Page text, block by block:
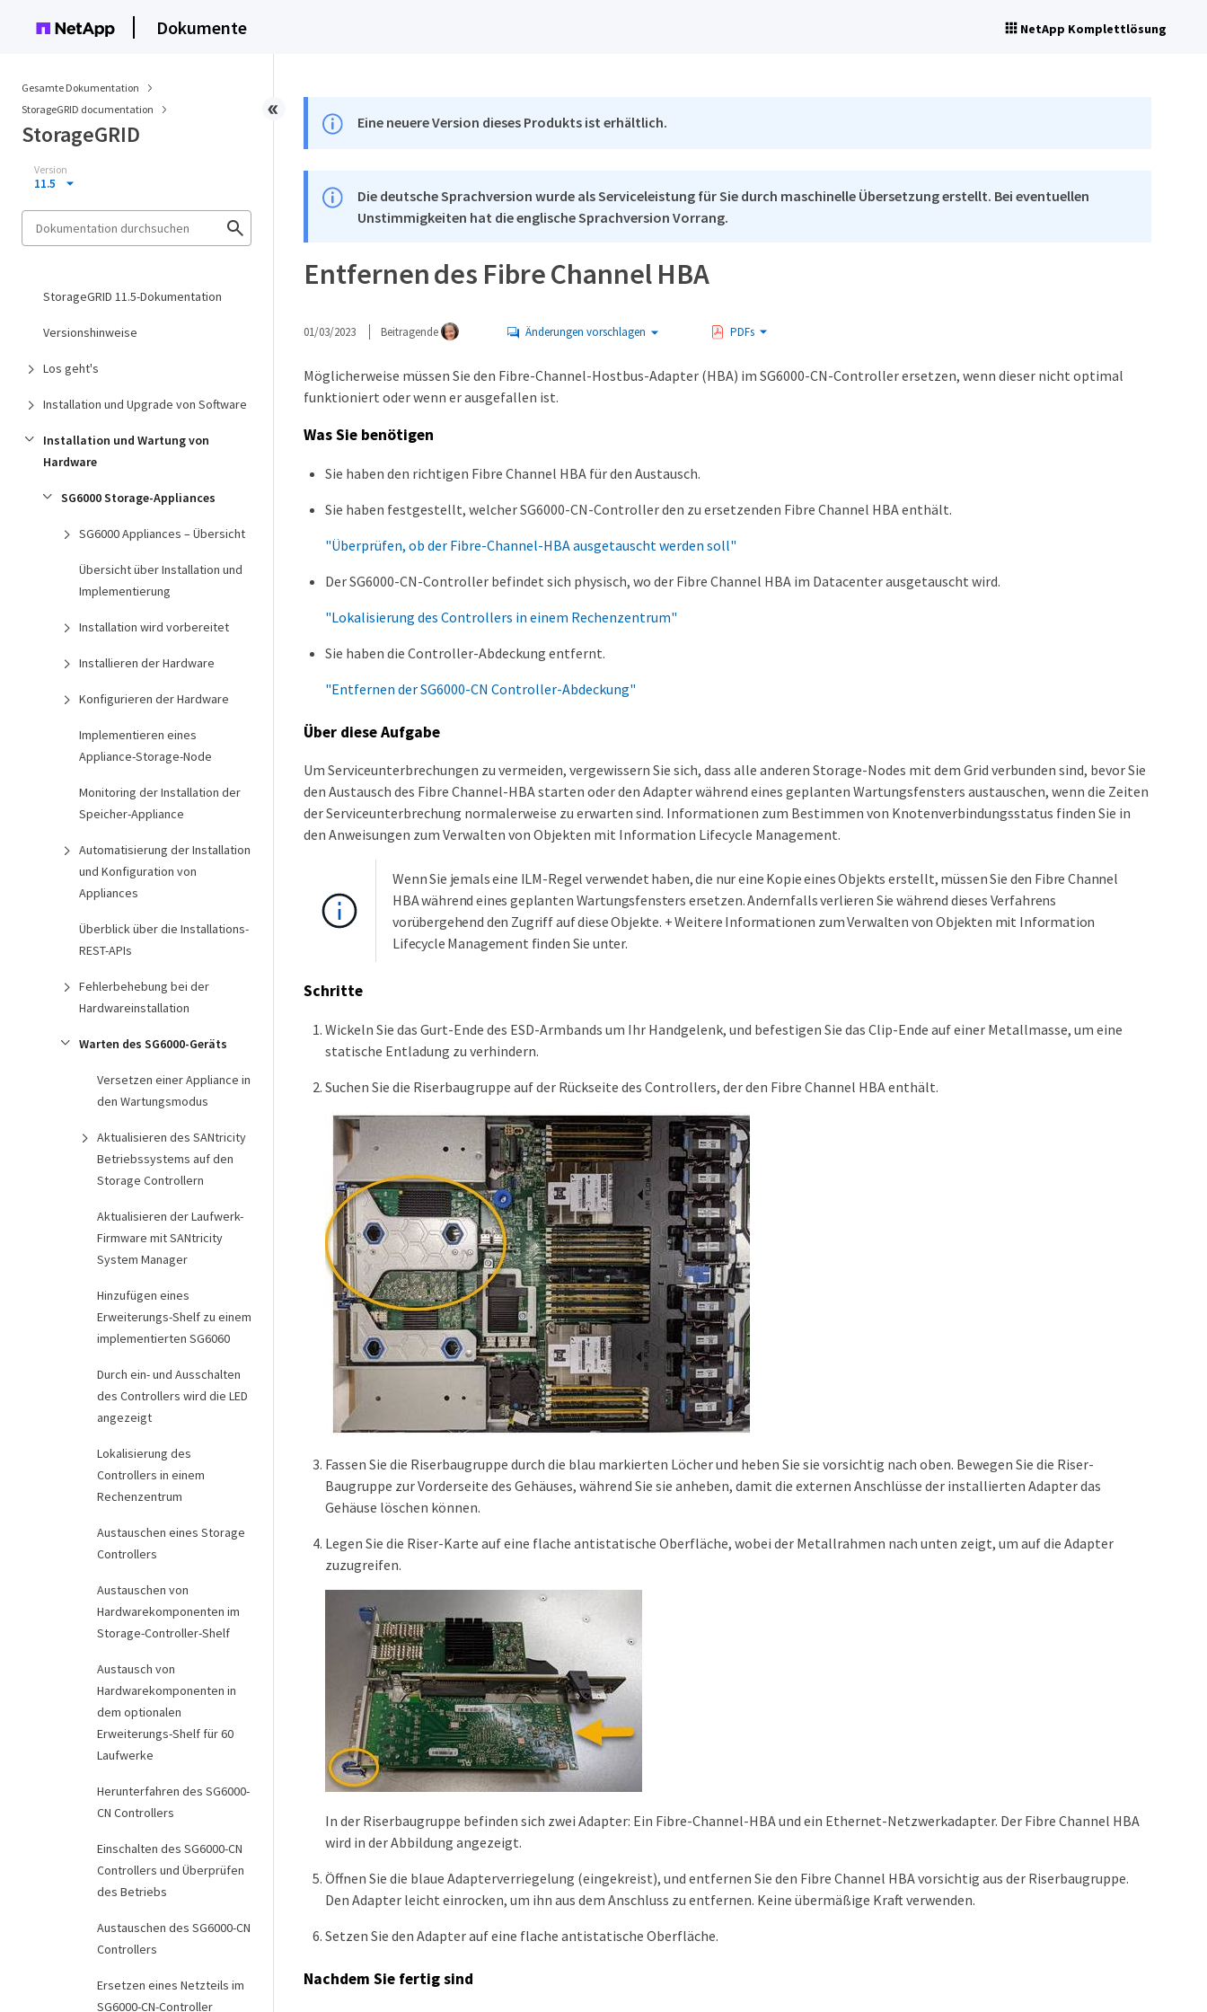
Dokumente NetApp Komplettlösung
Gesamte Dokumentation
StorageGRID documentation
StorageGRID
Version
11.5
StorageGRID 11.5-Dokumentation
Versionshinweise
Los geht's
Installation und Upgrade von Software
Installation und Wartung von
Hardware
SG6000 Storage-Appliances
SG6000 Appliances – Übersicht
Übersicht über Installation und
Implementierung
Installation wird vorbereitet
Installieren der Hardware
Konfigurieren der Hardware
Implementieren eines
Appliance-Storage-Node
Monitoring der Installation der
Speicher-Appliance
Automatisierung der Installation
und Konfiguration von
Appliances
Überblick über die Installations-
REST-APIs
Fehlerbehebung bei der
Hardwareinstallation
Warten des SG6000-Geräts
Versetzen einer Appliance in
den Wartungsmodus
Aktualisieren des SANtricity
Betriebssystems auf den
Storage Controllern
Aktualisieren der Laufwerk-
Firmware mit SANtricity
System Manager
Hinzufügen eines
Erweiterungs-Shelf zu einem
implementierten SG6060
Durch ein- und Ausschalten
des Controllers wird die LED
angezeigt
Lokalisierung des
Controllers in einem
Rechenzentrum
Austauschen eines Storage
Controllers
Austauschen von
Hardwarekomponenten im
Storage-Controller-Shelf
Austausch von
Hardwarekomponenten in
dem optionalen
Erweiterungs-Shelf für 60
Laufwerke
Herunterfahren des SG6000-
CN Controllers
Einschalten des SG6000-CN
Controllers und Überprüfen
des Betriebs
Austauschen des SG6000-CN
Controllers
Ersetzen eines Netzteils im
SG6000-CN-Controller
Eine neuere Version dieses Produkts ist erhältlich.
Die deutsche Sprachversion wurde als Serviceleistung für Sie durch maschinelle Übersetzung erstellt. Bei eventuellen
Unstimmigkeiten hat die englische Sprachversion Vorrang.
Entfernen des Fibre Channel HBA
01/03/2023 Beitragende Änderungen vorschlagen PDFs
Möglicherweise müssen Sie den Fibre-Channel-Hostbus-Adapter (HBA) im SG6000-CN-Controller ersetzen, wenn dieser nicht optimal
funktioniert oder wenn er ausgefallen ist.
Was Sie benötigen
Sie haben den richtigen Fibre Channel HBA für den Austausch.
Sie haben festgestellt, welcher SG6000-CN-Controller den zu ersetzenden Fibre Channel HBA enthält.
"Überprüfen, ob der Fibre-Channel-HBA ausgetauscht werden soll"
Der SG6000-CN-Controller befindet sich physisch, wo der Fibre Channel HBA im Datacenter ausgetauscht wird.
"Lokalisierung des Controllers in einem Rechenzentrum"
Sie haben die Controller-Abdeckung entfernt.
"Entfernen der SG6000-CN Controller-Abdeckung"
Über diese Aufgabe
Um Serviceunterbrechungen zu vermeiden, vergewissern Sie sich, dass alle anderen Storage-Nodes mit dem Grid verbunden sind, bevor Sie
den Austausch des Fibre Channel-HBA starten oder den Adapter während eines geplanten Wartungsfensters austauschen, wenn die Zeiten
der Serviceunterbrechung normalerweise zu erwarten sind. Informationen zum Bestimmen von Knotenverbindungsstatus finden Sie in
den Anweisungen zum Verwalten von Objekten mit Information Lifecycle Management.
Wenn Sie jemals eine ILM-Regel verwendet haben, die nur eine Kopie eines Objekts erstellt, müssen Sie den Fibre Channel
HBA während eines geplanten Wartungsfensters ersetzen. Andernfalls verlieren Sie während dieses Verfahrens
vorübergehend den Zugriff auf diese Objekte. + Weitere Informationen zum Verwalten von Objekten mit Information
Lifecycle Management finden Sie unter.
Schritte
Wickeln Sie das Gurt-Ende des ESD-Armbands um Ihr Handgelenk, und befestigen Sie das Clip-Ende auf einer Metallmasse, um eine
statische Entladung zu verhindern.
Suchen Sie die Riserbaugruppe auf der Rückseite des Controllers, der den Fibre Channel HBA enthält.
Fassen Sie die Riserbaugruppe durch die blau markierten Löcher und heben Sie sie vorsichtig nach oben. Bewegen Sie die Riser-
Baugruppe zur Vorderseite des Gehäuses, während Sie sie anheben, damit die externen Anschlüsse der installierten Adapter das
Gehäuse löschen können.
Legen Sie die Riser-Karte auf eine flache antistatische Oberfläche, wobei der Metallrahmen nach unten zeigt, um auf die Adapter
zuzugreifen.
In der Riserbaugruppe befinden sich zwei Adapter: Ein Fibre-Channel-HBA und ein Ethernet-Netzwerkadapter. Der Fibre Channel HBA
wird in der Abbildung angezeigt.
Öffnen Sie die blaue Adapterverriegelung (eingekreist), und entfernen Sie den Fibre Channel HBA vorsichtig aus der Riserbaugruppe.
Den Adapter leicht einrocken, um ihn aus dem Anschluss zu entfernen. Keine übermäßige Kraft verwenden.
Setzen Sie den Adapter auf eine flache antistatische Oberfläche.
Nachdem Sie fertig sind